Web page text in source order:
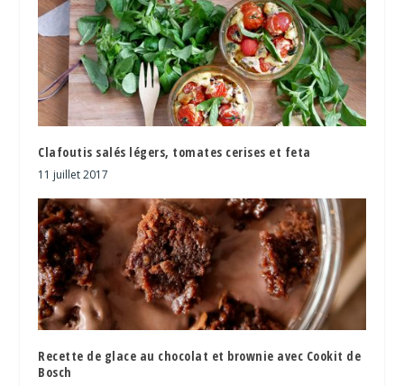
Clafoutis salés légers, tomates cerises et feta
11 juillet 2017
Recette de glace au chocolat et brownie avec Cookit de
Bosch